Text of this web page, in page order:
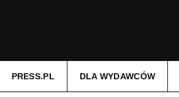
PRESS.PL DLA WYDAWCÓW